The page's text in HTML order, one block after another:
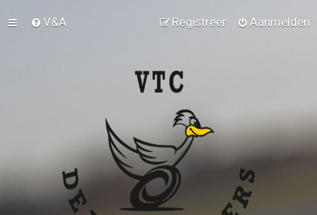
V&A Aanmelden
Registreer